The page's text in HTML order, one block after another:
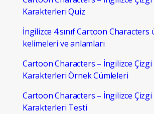
Karakterleri Quiz
İngilizce 4.sınıf Cartoon Characters
kelimeleri ve anlamları
Cartoon Characters – İngilizce Çizgi
Karakterleri Örnek Cümleleri
Cartoon Characters – İngilizce Çizgi
Karakterleri Testi